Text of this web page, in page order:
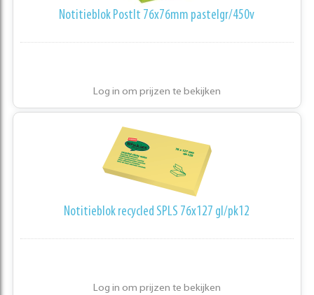
Notitieblok PostIt 76x76mm pastelgr/450v
Log in om prijzen te bekijken
Notitieblok recycled SPLS 76x127 gl/pk12
Log in om prijzen te bekijken